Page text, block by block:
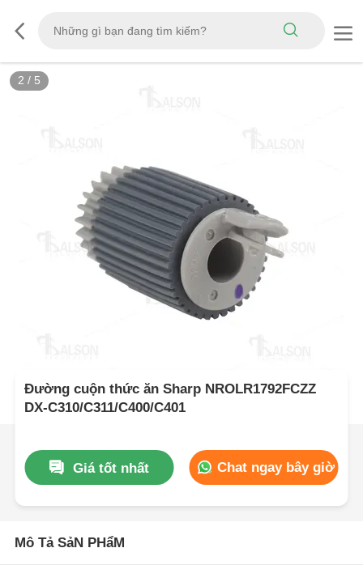
2 / 5
Đường cuộn thức ăn Sharp NROLR1792FCZZ
DX-C310/C311/C400/C401
Giá tốt nhất Chat ngay bây giờ
Mô Tả SảN PHẩM